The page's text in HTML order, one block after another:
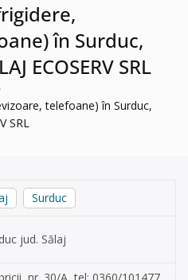
în Surduc,
ECOSERV SRL
telefoane) în Surduc,
SRL
Surduc
jud. Sălaj